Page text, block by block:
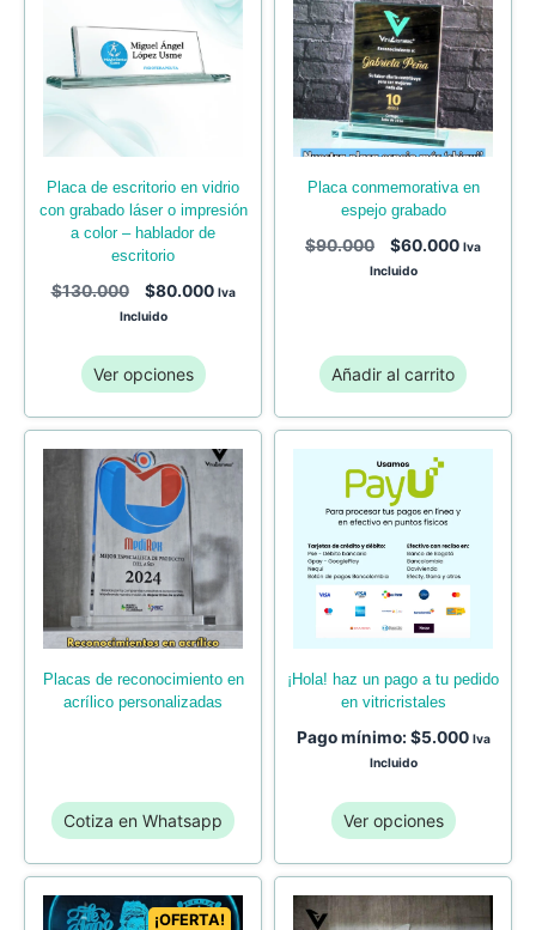
placa de escritorio en vidrio
con grabado láser o impresión
a color – hablador de
escritorio
$130.000 $80.000 Iva
Incluido
Ver opciones
placa conmemorativa en
espejo grabado
$90.000 $60.000 Iva
Incluido
Añadir al carrito
placas de reconocimiento en
acrílico personalizadas
Cotiza en Whatsapp
¡hola! haz un pago a tu pedido
en vitricristales
Pago mínimo: $5.000 Iva
Incluido
Ver opciones
¡OFERTA!